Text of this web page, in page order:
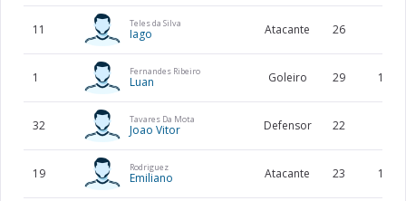
11 Teles da Silva
Iago Atacante 26
1 Fernandes Ribeiro
Luan Goleiro 29 190
32 Tavares Da Mota
Joao Vitor Defensor 22
19 Rodriguez
Emiliano Atacante 23 180